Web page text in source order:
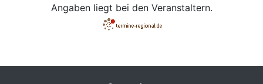
Angaben liegt bei den Veranstaltern.